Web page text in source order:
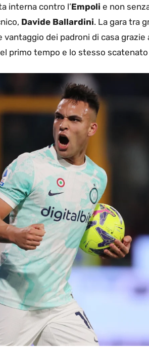
interna contro l’Empoli e non
Davide Ballardini. La gara tra
vantaggio dei padroni di casa grazie
primo tempo e lo stesso